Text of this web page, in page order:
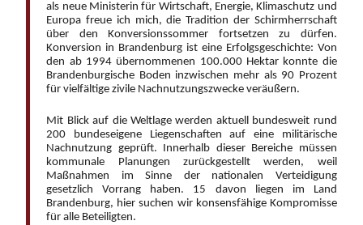
als neue Ministerin für Wirtschaft, Energie, Klimaschutz und
Europa freue ich mich, die Tradition der Schirmherrschaft
über den Konversionssommer fortsetzen zu dürfen.
Konversion in Brandenburg ist eine Erfolgsgeschichte: Von
den ab 1994 übernommenen 100.000 Hektar konnte die
Brandenburgische Boden inzwischen mehr als 90 Prozent
für vielfältige zivile Nachnutzungszwecke veräußern.
Mit Blick auf die Weltlage werden aktuell bundesweit rund
200 bundeseigene Liegenschaften auf eine militärische
Nachnutzung geprüft. Innerhalb dieser Bereiche müssen
kommunale Planungen zurückgestellt werden, weil
Maßnahmen im Sinne der nationalen Verteidigung
gesetzlich Vorrang haben. 15 davon liegen im Land
Brandenburg, hier suchen wir konsensfähige Kompromisse
für alle Beteiligten.